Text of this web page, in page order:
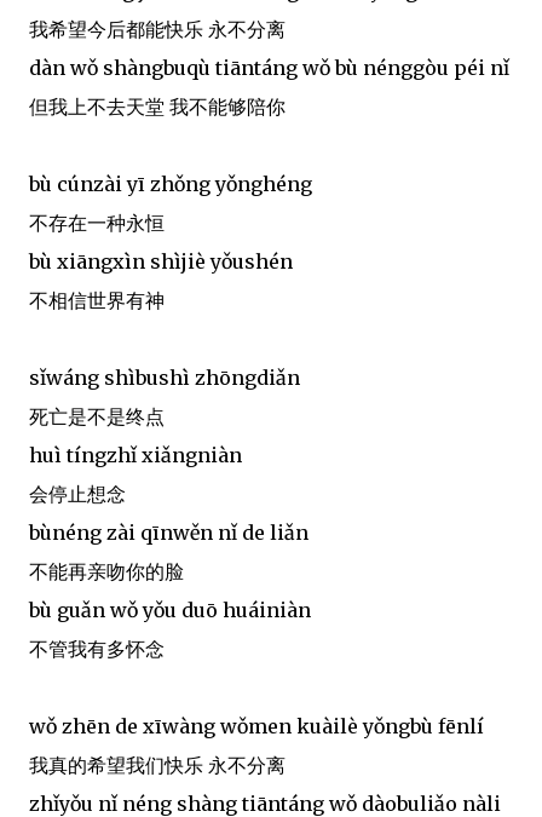
我希望今后都能快乐 永不分离
dàn wǒ shàngbuqù tiāntáng wǒ bù nénggòu péi nǐ
但我上不去天堂 我不能够陪你
bù cúnzài yī zhǒng yǒnghéng
不存在一种永恒
bù xiāngxìn shìjiè yǒushén
不相信世界有神
sǐwáng shìbushì zhōngdiǎn
死亡是不是终点
huì tíngzhǐ xiǎngniàn
会停止想念
bùnéng zài qīnwěn nǐ de liǎn
不能再亲吻你的脸
bù guǎn wǒ yǒu duō huáiniàn
不管我有多怀念
wǒ zhēn de xīwàng wǒmen kuàilè yǒngbù fēnlí
我真的希望我们快乐 永不分离
zhǐyǒu nǐ néng shàng tiāntáng wǒ dàobuliǎo nàli